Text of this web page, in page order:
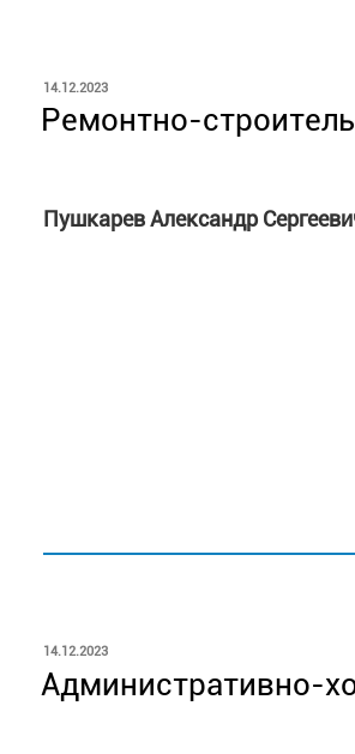
ОПУБЛИКОВАНО
14.12.2023
Ремонтно-
ПушкаревАлександр
ОПУБЛИКОВАНО
14.12.2023
Административно-